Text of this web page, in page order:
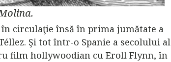
circulaţie însă în prima jumătate a
Şi tot într-o Spanie a secolului al
film hollywoodian cu Eroll Flynn, în